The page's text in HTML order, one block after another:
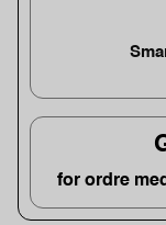
for ordre